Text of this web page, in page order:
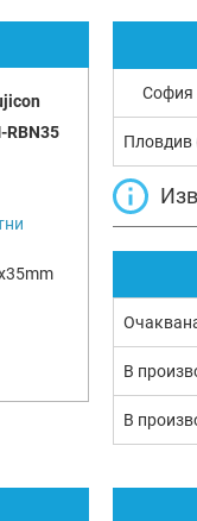
RBN35
София
Пловдив
В
В